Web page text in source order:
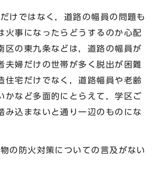
けではなく，道路の幅員の問題も
火事になったらどうするのか心配
区の東九条などは，道路の幅員が
夫婦だけの世帯が多く脱出が困難
住宅だけでなく，道路幅員や老齢
かなど多面的にとらえて，学区ご
み込まないと通り一辺のものにな
の防火対策についての言及がない